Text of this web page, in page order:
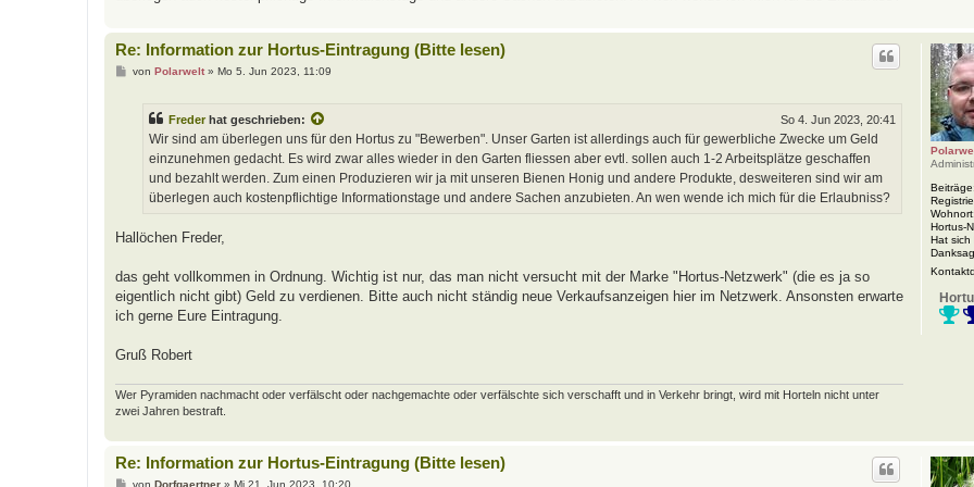
Beiträge:
Wohnort:
Hortus-
Hat
Re: Information zur Hortus-Eintragung (Bitte lesen)
Bvon Polarwelt» Mo 5. Jun 2023, 11:09
Freder hat geschrieben: So 4. Jun 2023, 20:41
Wir sind am überlegen uns für den Hortus zu "Bewerben". Unser Garten ist allerdings auch für gewerbliche Zwecke um Geld
einzunehmen gedacht. Es wird zwar alles wieder in den Garten fliessen aber evtl. sollen auch 1-2 Arbeitsplätze geschaffen
und bezahlt werden. Zum einen Produzieren wir ja mit unseren Bienen Honig und andere Produkte, desweiteren sind wir am
überlegen auch kostenpflichtige Informationstage und andere Sachen anzubieten. An wen wende ich mich für die Erlaubniss?
Hallöchen Freder,
das geht vollkommen in Ordnung. Wichtig ist nur, das man nicht versucht mit der Marke "Hortus-Netzwerk" (die es ja so
eigentlich nicht gibt) Geld zu verdienen. Bitte auch nicht ständig neue Verkaufsanzeigen hier im Netzwerk. Ansonsten erwarte
ich gerne Eure Eintragung.
Gruß Robert
Wer Pyramiden nachmacht oder verfälscht oder nachgemachte oder verfälschte sich verschafft und in Verkehr bringt, wird mit Horteln nicht unter
zwei Jahren bestraft.
Re: Information zur Hortus-Eintragung (Bitte lesen)
Bvon Dorfgaertner» Mi 21. Jun 2023, 10:20